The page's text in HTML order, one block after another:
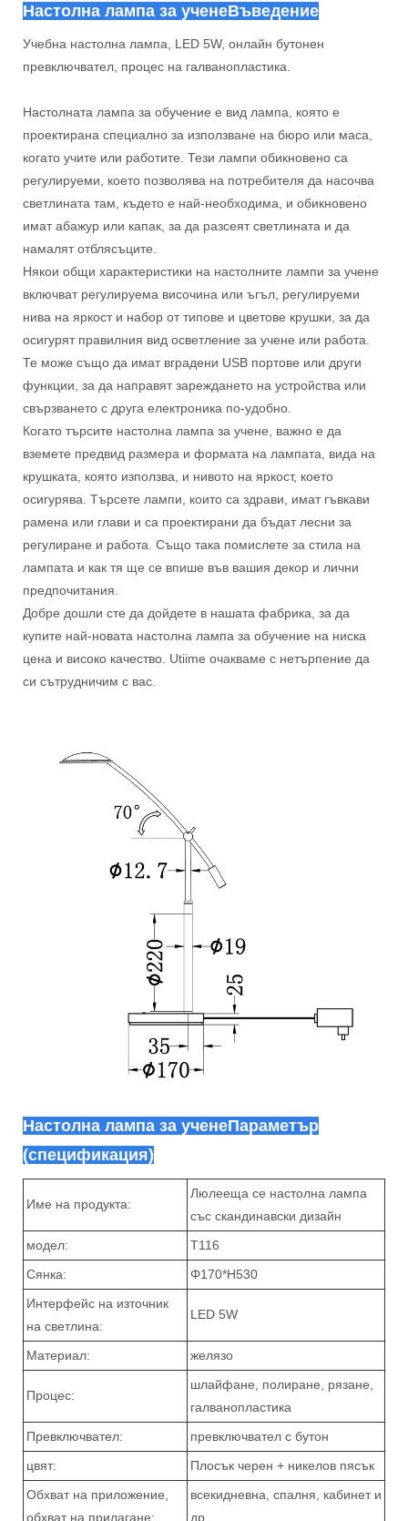
Настолна лампа за ученеВъведение
Учебна настолна лампа, LED 5W, онлайн бутонен
превключвател, процес на галванопластика.
Настолната лампа за обучение е вид лампа, която е
проектирана специално за използване на бюро или маса,
когато учите или работите. Тези лампи обикновено са
регулируеми, което позволява на потребителя да насочва
светлината там, където е най-необходима, и обикновено
имат абажур или капак, за да разсеят светлината и да
намалят отблясъците.
Някои общи характеристики на настолните лампи за учене
включват регулируема височина или ъгъл, регулируеми
нива на яркост и набор от типове и цветове крушки, за да
осигурят правилния вид осветление за учене или работа.
Те може също да имат вградени USB портове или други
функции, за да направят зареждането на устройства или
свързването с друга електроника по-удобно.
Когато търсите настолна лампа за учене, важно е да
вземете предвид размера и формата на лампата, вида на
крушката, която използва, и нивото на яркост, което
осигурява. Търсете лампи, които са здрави, имат гъвкави
рамена или глави и са проектирани да бъдат лесни за
регулиране и работа. Също така помислете за стила на
лампата и как тя ще се впише във вашия декор и лични
предпочитания.
Добре дошли сте да дойдете в нашата фабрика, за да
купите най-новата настолна лампа за обучение на ниска
цена и високо качество. Utiime очакваме с нетърпение да
си сътрудничим с вас.
Настолна лампа за ученеПараметър
(спецификация)
Име на продукта:
Люлееща се настолна лампа
със скандинавски дизайн
модел:
T116
Сянка:
Φ170*H530
Интерфейс на източник
на светлина:
LED 5W
Материал: желязо
Процес:
шлайфане, полиране, рязане,
галванопластика
Превключвател:
превключвател с бутон
цвят:
Плосък черен + никелов пясък
Обхват на приложение,
обхват на прилагане:
всекидневна, спалня, кабинет и
др.